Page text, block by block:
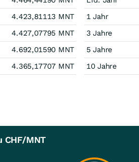
4.423,81113 MNT
4.427,07795 MNT
4.692,01590 MNT
4.365,17707 MNT
1 Jahr
3 Jahre
5 Jahre
10 Jahre
CHF/MNT